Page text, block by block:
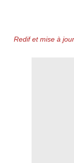
Redif et mise à